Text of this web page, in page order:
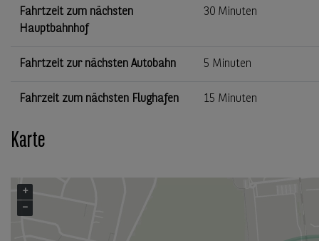
Fahrtzeit zum nächsten
Hauptbahnhof
30 Minuten
Fahrtzeit zur nächsten Autobahn 5 Minuten
Fahrzeit zum nächsten Flughafen 15 Minuten
Karte
+
−